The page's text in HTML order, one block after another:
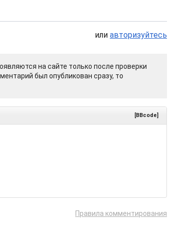
или авторизуйтесь
на сайте только после проверки
был опубликован сразу, то
[BBcode]
Правила комментирования